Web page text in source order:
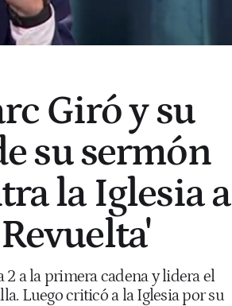
Giró y su
su sermón
la Iglesia a
a la primera cadena y lidera el
Luego criticó a la Iglesia por su